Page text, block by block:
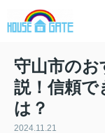
守山市の
説！信頼で
は？
2024.11.21